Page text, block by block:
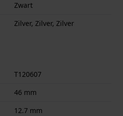
Zwart
Zilver, Zilver, Zilver
T120607
46 mm
12.7 mm